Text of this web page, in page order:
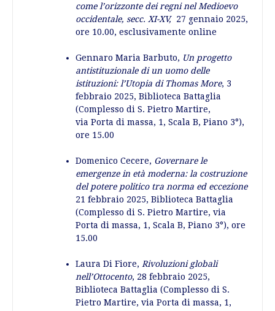
come l’orizzonte dei regni nel Medioevo
occidentale, secc. XI-XV,27 gennaio 2025,
ore 10.00, esclusivamente online
Gennaro Maria Barbuto, Un progetto
antistituzionale di un uomo delle
istituzioni: l’Utopia di Thomas More, 3
febbraio 2025, Biblioteca Battaglia
(Complesso di S. Pietro Martire,
via Porta di massa, 1, Scala B, Piano 3°),
ore 15.00
Domenico Cecere, Governare le
emergenze in età moderna: la costruzione
del potere politico tra norma ed eccezione
21 febbraio 2025, Biblioteca Battaglia
(Complesso di S. Pietro Martire, via
Porta di massa, 1, Scala B, Piano 3°), ore
15.00
Laura Di Fiore, Rivoluzioni globali
nell’Ottocento, 28 febbraio 2025,
Biblioteca Battaglia (Complesso di S.
Pietro Martire, via Porta di massa, 1,